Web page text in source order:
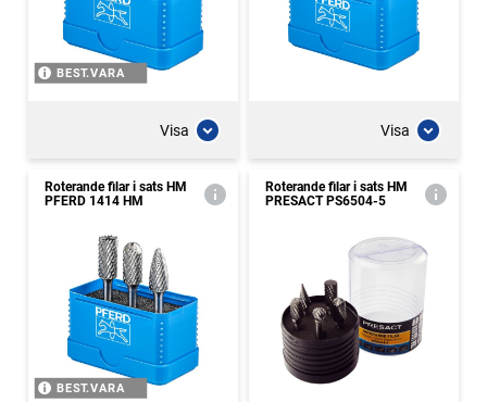
BEST.VARA
Visa Visa
Roterande filar i sats HM
PFERD 1414 HM
BEST.VARA
Roterande filar i sats HM
PRESACT PS6504-5